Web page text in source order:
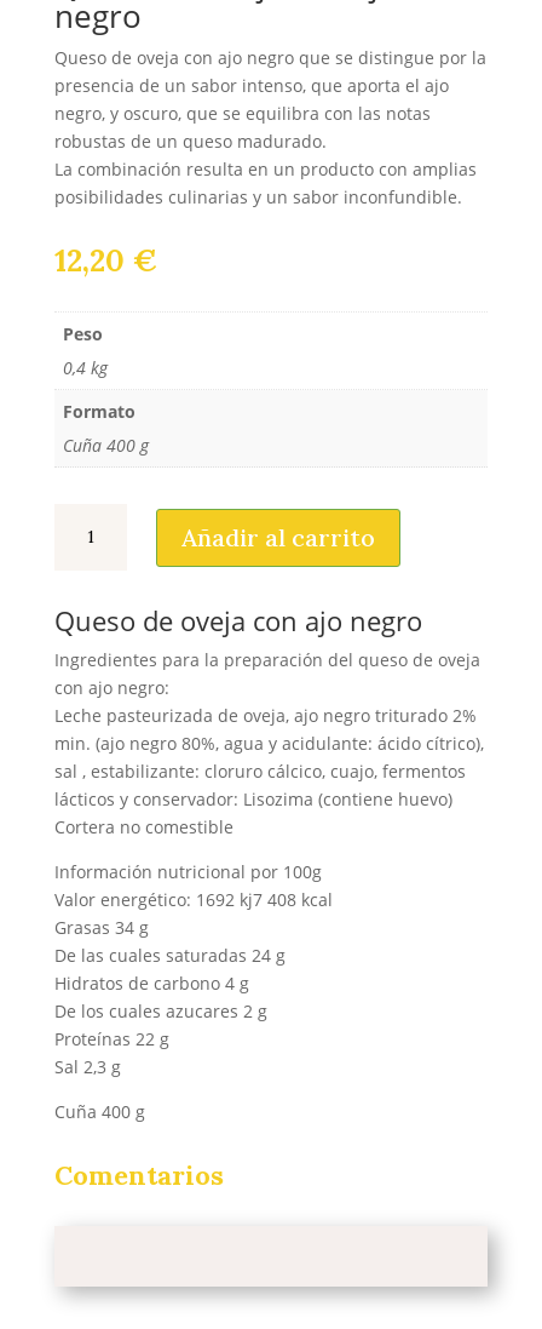
negro
Queso de oveja con ajo negro que se distingue por la
presencia de un sabor intenso, que aporta el ajo
negro, y oscuro, que se equilibra con las notas
robustas de un queso madurado.
La combinación resulta en un producto con amplias
posibilidades culinarias y un sabor inconfundible.
12,20 €
Peso
0,4 kg
Formato
Cuña 400 g
ajo
negro
cantidad
Añadir al carrito
Queso de oveja con ajo negro
Ingredientes para la preparación del queso de oveja
con ajo negro:
Leche pasteurizada de oveja, ajo negro triturado 2%
min. (ajo negro 80%, agua y acidulante: ácido cítrico),
sal , estabilizante: cloruro cálcico, cuajo, fermentos
lácticos y conservador: Lisozima (contiene huevo)
Cortera no comestible
Información nutricional por 100g
Valor energético: 1692 kj7 408 kcal
Grasas 34 g
De las cuales saturadas 24 g
Hidratos de carbono 4 g
De los cuales azucares 2 g
Proteínas 22 g
Sal 2,3 g
Cuña 400 g
Comentarios